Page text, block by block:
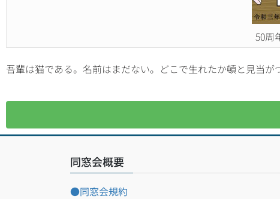
50周
吾輩は猫である。名前はまだない。どこで生れたか頓と見当
同窓会概要
●同窓会規約